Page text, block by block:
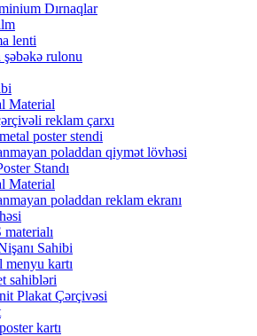
Dırnaqlar
lenti
rulonu
Material
reklam çarxı
poster stendi
poladdan qiymət lövhəsi
Standı
Material
poladdan reklam ekranı
Sahibi
kartı
sahibləri
Plakat Çərçivəsi
kartı